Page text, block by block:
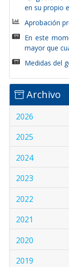
en su propio
Aprobación
En este
mayor que
Medidas del
Archivo
2026
2025
2024
2023
2022
2021
2020
2019